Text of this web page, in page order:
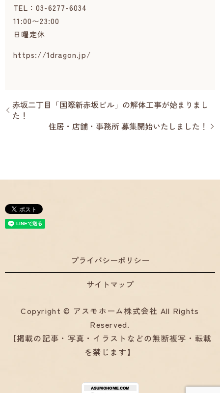
TEL：03-6277-6034
11:00〜23:00
日曜定休
https://1dragon.jp/
赤坂二丁目「国際新赤坂ビル」の解体工事が始まりまし
た！
住居・店舗・事務所 募集開始いたしました！
プライバシーポリシー
サイトマップ
Copyright © アスモホーム株式会社 All Rights
Reserved.
【掲載の記事・写真・イラストなどの無断複写・転載
を禁じます】